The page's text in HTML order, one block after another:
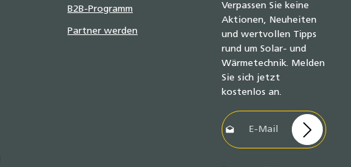
B2B-Programm
Partner werden
Verpassen Sie keine
Aktionen, Neuheiten
und wertvollen Tipps
rund um Solar- und
Wärmetechnik. Melden
Sie sich jetzt
kostenlos an.
E-Mail-Adresse*